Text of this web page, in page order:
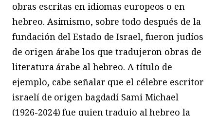
obras escritas en idiomas europeos o en
hebreo. Asimismo, sobre todo después de la
fundación del Estado de Israel, fueron judíos
de origen árabe los que tradujeron obras de
literatura árabe al hebreo. A título de
ejemplo, cabe señalar que el célebre escritor
israelí de origen bagdadí Sami Michael
(1926-2024) fue quien tradujo al hebreo la